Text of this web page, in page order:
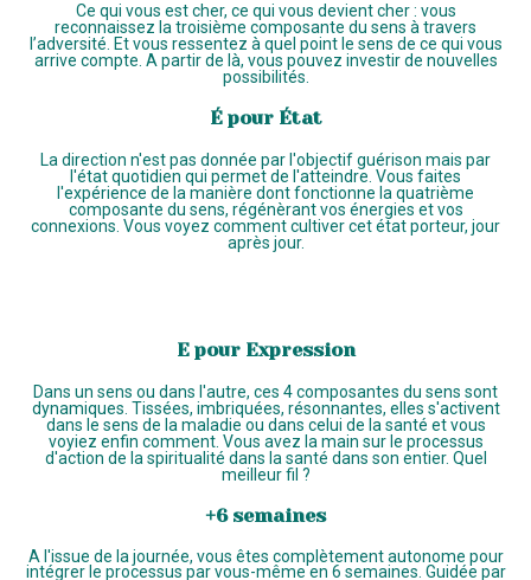
Ce qui vous est cher, ce qui vous devient cher : vous
reconnaissez la troisième composante du sens à travers
l’adversité. Et vous ressentez à quel point le sens de ce qui vous
arrive compte. A partir de là, vous pouvez investir de nouvelles
possibilités.
É pour État
La direction n'est pas donnée par l'objectif guérison mais par
l'état quotidien qui permet de l'atteindre. Vous faites
l'expérience de la manière dont fonctionne la quatrième
composante du sens, régénèrant vos énergies et vos
connexions. Vous voyez comment cultiver cet état porteur, jour
après jour.
E pour Expression
Dans un sens ou dans l'autre, ces 4 composantes du sens sont
dynamiques. Tissées, imbriquées, résonnantes, elles s'activent
dans le sens de la maladie ou dans celui de la santé et vous
voyiez enfin comment. Vous avez la main sur le processus
d'action de la spiritualité dans la santé dans son entier. Quel
meilleur fil ?
+6 semaines
A l'issue de la journée, vous êtes complètement autonome pour
intégrer le processus par vous-même en 6 semaines. Guidée par